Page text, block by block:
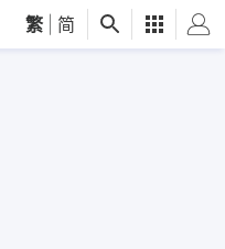
繁 简